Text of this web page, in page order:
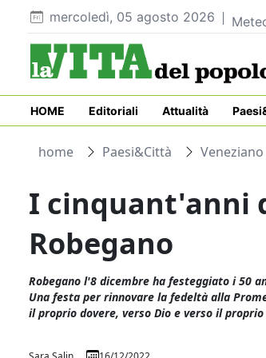
mercoledì, 05 agosto 2026
HOME Editoriali Attualità
home Paesi&Città Veneziano
I cinquant'anni
Robegano
Robegano l'8 dicembre ha festeggiato i 50
Una festa per rinnovare la fedeltà alla
il proprio dovere, verso Dio e verso il